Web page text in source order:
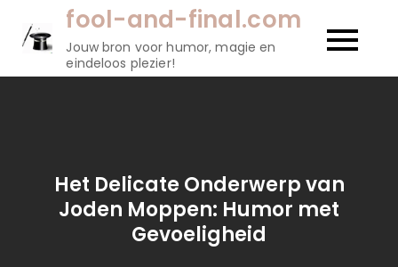
fool-and-final.com
Jouw bron voor humor, magie en
eindeloos plezier!
Het Delicate Onderwerp van
Joden Moppen: Humor met
Gevoeligheid